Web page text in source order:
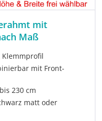
mit
Maß
Klemmprofil
mit Front-
230 cm
matt oder